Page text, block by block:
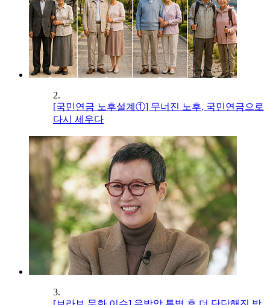
2.
[국민연금 노후설계①] 무너진 노후, 국민연금으로
다시 세우다
3.